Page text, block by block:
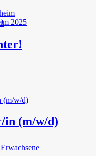
2025
in (m/w/d)